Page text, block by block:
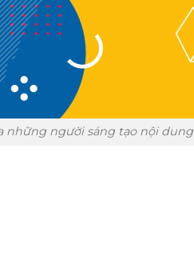
những người sáng tạo nội dung